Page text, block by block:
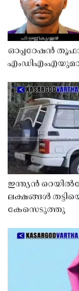
ഓപ്പറേഷൻ
ഇന്ത്യൻ
ലക്ഷങ്ങൾ
കേസെടുത്തു